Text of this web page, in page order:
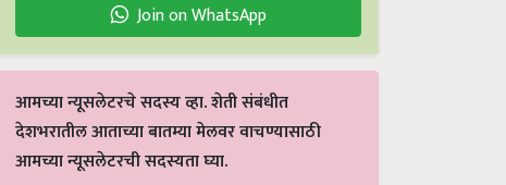
Join on WhatsApp
आमच्या न्यूसलेटरचे सदस्य व्हा. शेती संबंधीत
देशभरातील आताच्या बातम्या मेलवर वाचण्यासाठी
आमच्या न्यूसलेटरची सदस्यता घ्या.